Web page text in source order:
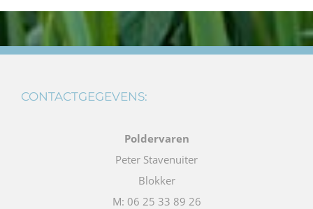
CONTACTGEGEVENS:
Poldervaren
Peter Stavenuiter
Blokker
M: 06 25 33 89 26